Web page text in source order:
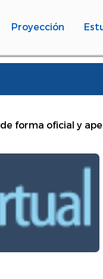
Proyección
forma oficial y